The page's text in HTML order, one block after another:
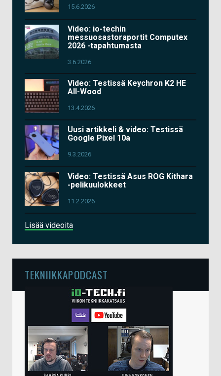
15.6.2026
Video: io-techin
messuosastoraportit Computex
2026 -tapahtumasta
3.6.2026
Video: Testissä Keychron K2 HE
All-Wood
13.4.2026
Uusi artikkeli & video: Testissä
Google Pixel 10a
9.3.2026
Video: Testissä Asus ROG Kithara
-pelikuulokkeet
11.2.2026
Lisää videoita
TEKNIIKKAPODCAST